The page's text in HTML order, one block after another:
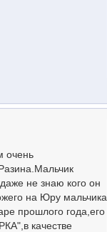
очень
не знаю кого он
на Юру мальчика
прошлого года,его
качестве